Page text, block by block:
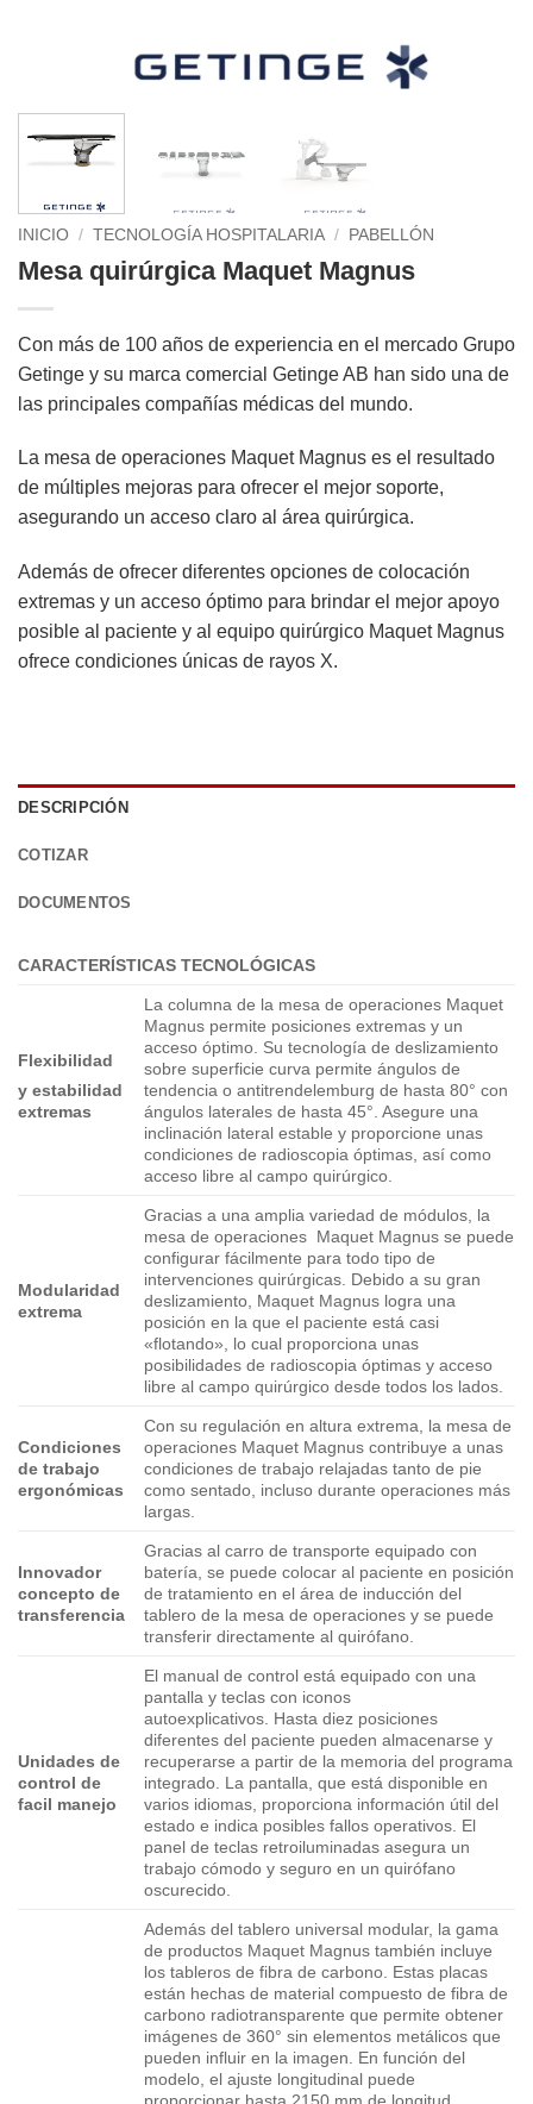
INICIO / TECNOLOGÍA HOSPITALARIA / PABELLÓN
Mesa quirúrgica Maquet Magnus
Con más de 100 años de experiencia en el mercado Grupo
Getinge y su marca comercial Getinge AB han sido una de
las principales compañías médicas del mundo.
La mesa de operaciones Maquet Magnus es el resultado
de múltiples mejoras para ofrecer el mejor soporte,
asegurando un acceso claro al área quirúrgica.
Además de ofrecer diferentes opciones de colocación
extremas y un acceso óptimo para brindar el mejor apoyo
posible al paciente y al equipo quirúrgico Maquet Magnus
ofrece condiciones únicas de rayos X.
DESCRIPCIÓN
COTIZAR
DOCUMENTOS
CARACTERÍSTICAS TECNOLÓGICAS
Flexibilidad
y estabilidad
extremas
La columna de la mesa de operaciones Maquet
Magnus permite posiciones extremas y un
acceso óptimo. Su tecnología de deslizamiento
sobre superficie curva permite ángulos de
tendencia o antitrendelemburg de hasta 80° con
ángulos laterales de hasta 45°. Asegure una
inclinación lateral estable y proporcione unas
condiciones de radioscopia óptimas, así como
acceso libre al campo quirúrgico.
Modularidad
extrema
Gracias a una amplia variedad de módulos, la
mesa de operaciones Maquet Magnus se puede
configurar fácilmente para todo tipo de
intervenciones quirúrgicas. Debido a su gran
deslizamiento, Maquet Magnus logra una
posición en la que el paciente está casi
«flotando», lo cual proporciona unas
posibilidades de radioscopia óptimas y acceso
libre al campo quirúrgico desde todos los lados.
Condiciones
de trabajo
ergonómicas
Con su regulación en altura extrema, la mesa de
operaciones Maquet Magnus contribuye a unas
condiciones de trabajo relajadas tanto de pie
como sentado, incluso durante operaciones más
largas.
Innovador
concepto de
transferencia
Gracias al carro de transporte equipado con
batería, se puede colocar al paciente en posición
de tratamiento en el área de inducción del
tablero de la mesa de operaciones y se puede
transferir directamente al quirófano.
Unidades de
control de
facil manejo
El manual de control está equipado con una
pantalla y teclas con iconos
autoexplicativos. Hasta diez posiciones
diferentes del paciente pueden almacenarse y
recuperarse a partir de la memoria del programa
integrado. La pantalla, que está disponible en
varios idiomas, proporciona información útil del
estado e indica posibles fallos operativos. El
panel de teclas retroiluminadas asegura un
trabajo cómodo y seguro en un quirófano
oscurecido.
Además del tablero universal modular, la gama
de productos Maquet Magnus también incluye
los tableros de fibra de carbono. Estas placas
están hechas de material compuesto de fibra de
carbono radiotransparente que permite obtener
imágenes de 360° sin elementos metálicos que
pueden influir en la imagen. En función del
modelo, el ajuste longitudinal puede